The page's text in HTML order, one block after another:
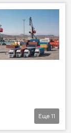
Еще 11